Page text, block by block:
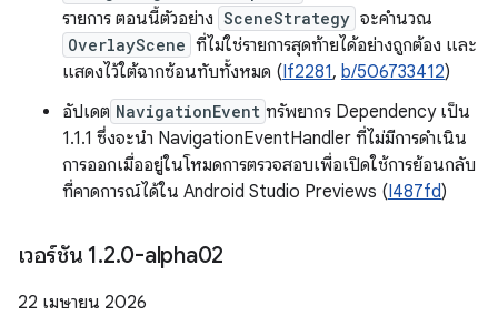
รายการ ตอนนี้ตัวอย่าง SceneStrategy จะคำนวณ
OverlayScene ที่ไม่ใช่รายการสุดท้ายได้อย่างถูกต้อง และ
แสดงไว้ใต้ฉากซ้อนทับทั้งหมด (If2281, b/506733412)
อัปเดต NavigationEvent ทรัพยากร Dependency เป็น
1.1.1 ซึ่งจะนำ NavigationEventHandler ที่ไม่มีการดำเนิน
การออกเมื่ออยู่ในโหมดการตรวจสอบเพื่อเปิดใช้การย้อนกลับ
ที่คาดการณ์ได้ใน Android Studio Previews (I487fd)
เวอร์ชัน 1.2.0-alpha02
22 เมษายน 2026